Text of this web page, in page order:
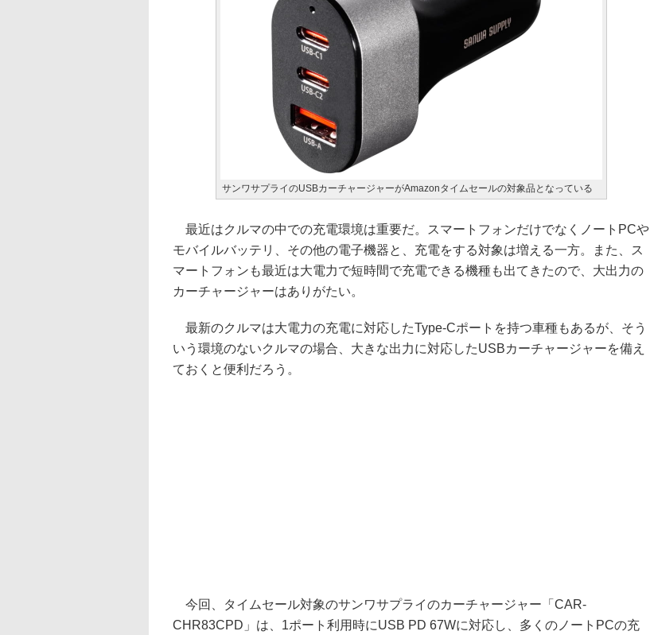
サンワサプライのUSBカーチャージャーがAmazonタイムセールの対象品となっている
最近はクルマの中での充電環境は重要だ。スマートフォンだけでなくノートPCや
モバイルバッテリ、その他の電子機器と、充電をする対象は増える一方。また、ス
マートフォンも最近は大電力で短時間で充電できる機種も出てきたので、大出力の
カーチャージャーはありがたい。
最新のクルマは大電力の充電に対応したType-Cポートを持つ車種もあるが、そう
いう環境のないクルマの場合、大きな出力に対応したUSBカーチャージャーを備え
ておくと便利だろう。
今回、タイムセール対象のサンワサプライのカーチャージャー「CAR-
CHR83CPD」は、1ポート利用時にUSB PD 67Wに対応し、多くのノートPCの充